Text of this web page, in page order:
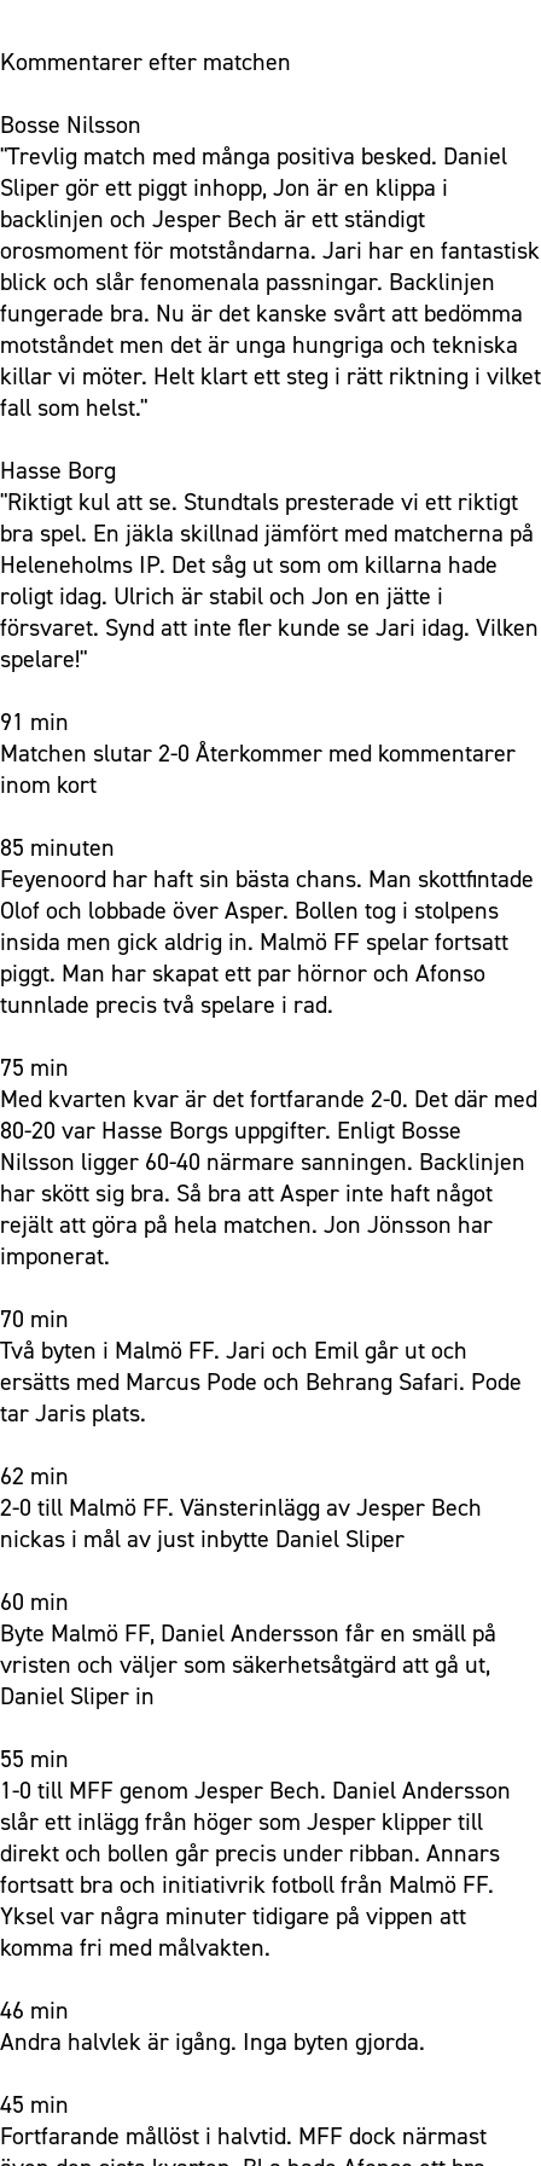
Kommentarer efter matchen
Bosse Nilsson
"Trevlig match med många positiva besked. Daniel
Sliper gör ett piggt inhopp, Jon är en klippa i
backlinjen och Jesper Bech är ett ständigt
orosmoment för motståndarna. Jari har en fantastisk
blick och slår fenomenala passningar. Backlinjen
fungerade bra. Nu är det kanske svårt att bedömma
motståndet men det är unga hungriga och tekniska
killar vi möter. Helt klart ett steg i rätt riktning i vilket
fall som helst."
Hasse Borg
"Riktigt kul att se. Stundtals presterade vi ett riktigt
bra spel. En jäkla skillnad jämfört med matcherna på
Heleneholms IP. Det såg ut som om killarna hade
roligt idag. Ulrich är stabil och Jon en jätte i
försvaret. Synd att inte fler kunde se Jari idag. Vilken
spelare!"
91 min
Matchen slutar 2-0 Återkommer med kommentarer
inom kort
85 minuten
Feyenoord har haft sin bästa chans. Man skottfintade
Olof och lobbade över Asper. Bollen tog i stolpens
insida men gick aldrig in. Malmö FF spelar fortsatt
piggt. Man har skapat ett par hörnor och Afonso
tunnlade precis två spelare i rad.
75 min
Med kvarten kvar är det fortfarande 2-0. Det där med
80-20 var Hasse Borgs uppgifter. Enligt Bosse
Nilsson ligger 60-40 närmare sanningen. Backlinjen
har skött sig bra. Så bra att Asper inte haft något
rejält att göra på hela matchen. Jon Jönsson har
imponerat.
70 min
Två byten i Malmö FF. Jari och Emil går ut och
ersätts med Marcus Pode och Behrang Safari. Pode
tar Jaris plats.
62 min
2-0 till Malmö FF. Vänsterinlägg av Jesper Bech
nickas i mål av just inbytte Daniel Sliper
60 min
Byte Malmö FF, Daniel Andersson får en smäll på
vristen och väljer som säkerhetsåtgärd att gå ut,
Daniel Sliper in
55 min
1-0 till MFF genom Jesper Bech. Daniel Andersson
slår ett inlägg från höger som Jesper klipper till
direkt och bollen går precis under ribban. Annars
fortsatt bra och initiativrik fotboll från Malmö FF.
Yksel var några minuter tidigare på vippen att
komma fri med målvakten.
46 min
Andra halvlek är igång. Inga byten gjorda.
45 min
Fortfarande mållöst i halvtid. MFF dock närmast